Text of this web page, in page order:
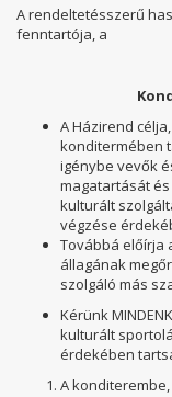
A rendeltetésszerű
fenntartója, a
A Házirend
konditermében
igénybe vevők
magatartását
kulturált
végzése
Továbbá előírja
állagának
szolgáló más
Kérünk
kulturált
érdekében
A